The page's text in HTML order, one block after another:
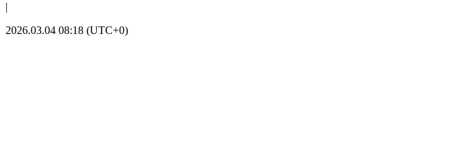
|
2026.03.04 08:18 (UTC+0)